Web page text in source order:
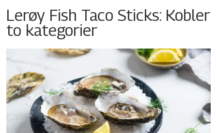
Lerøy Fish Taco Sticks: Kobler
to kategorier